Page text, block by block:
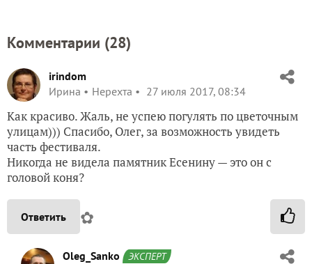
Комментарии (28)
irindom
Ирина
Нерехта 27 июля 2017, 08:34
Как красиво. Жаль, не успею погулять по цветочным
улицам))) Спасибо, Олег, за возможность увидеть
часть фестиваля.
Никогда не видела памятник Есенину — это он с
головой коня?
Ответить ✿
Oleg_Sanko ЭКСПЕРТ